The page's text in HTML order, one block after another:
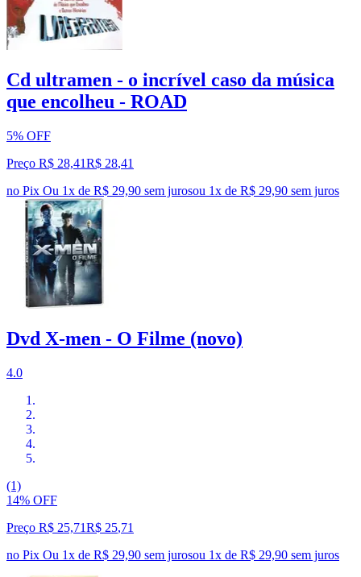
Cd ultramen - o incrível caso da música
que encolheu - ROAD
5% OFF
Preço R$ 28,41R$ 28,41
no Pix Ou 1x de R$ 29,90 sem jurosou 1x de R$ 29,90 sem juros
Dvd X-men - O Filme (novo)
4.0
(1)
14% OFF
Preço R$ 25,71R$ 25,71
no Pix Ou 1x de R$ 29,90 sem jurosou 1x de R$ 29,90 sem juros